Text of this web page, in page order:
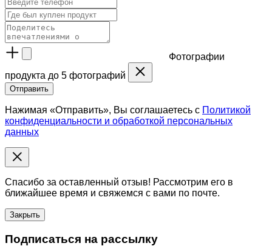
Фотографии
продукта до 5 фотографий
Отправить
Нажимая «Отправить», Вы соглашаетесь с Политикой
конфиденциальности и обработкой персональных
данных
Спасибо за оставленный отзыв! Рассмотрим его в
ближайшее время и свяжемся с вами по почте.
Закрыть
Подписаться на рассылку